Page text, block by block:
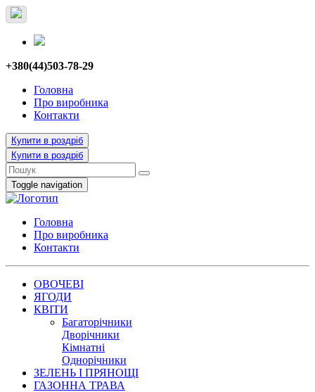
+380(44)503-78-29
Головна
Про виробника
Контакти
Купити в роздріб
Купити в роздріб
Toggle navigation
Головна
Про виробника
Контакти
ОВОЧЕВІ
ЯГОДИ
КВІТИ
Багаторічники
Дворічники
Кімнатні
Однорічники
ЗЕЛЕНЬ І ПРЯНОЩІ
ГАЗОННА ТРАВА